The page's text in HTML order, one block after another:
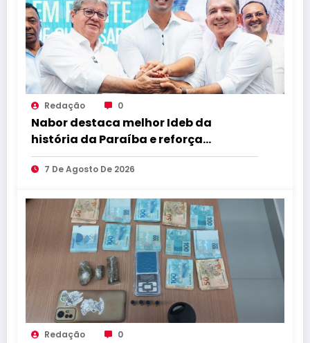
Redação 0
Nabor destaca melhor Ideb da
história da Paraíba e reforça
compromisso com educação de
qualidade
7 De Agosto De 2026
Redação 0